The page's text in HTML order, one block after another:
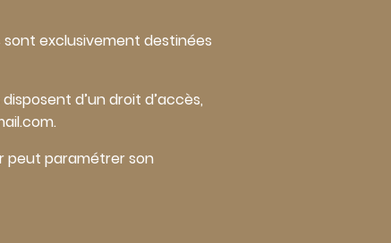
exclusivement destinées
d’un droit d’accès,
peut paramétrer son